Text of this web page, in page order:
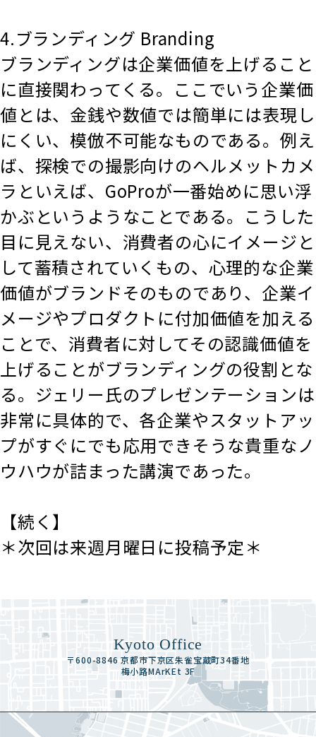
4.ブランディング Branding
ブランディングは企業価値を上げること
に直接関わってくる。ここでいう企業価
値とは、金銭や数値では簡単には表現し
にくい、模倣不可能なものである。例え
ば、探検での撮影向けのヘルメットカメ
ラといえば、GoProが一番始めに思い浮
かぶというようなことである。こうした
目に見えない、消費者の心にイメージと
して蓄積されていくもの、心理的な企業
価値がブランドそのものであり、企業イ
メージやプロダクトに付加価値を加える
ことで、消費者に対してその認識価値を
上げることがブランディングの役割とな
る。ジェリー氏のプレゼンテーションは
非常に具体的で、各企業やスタットアッ
プがすぐにでも応用できそうな貴重なノ
ウハウが詰まった講演であった。
【続く】
＊次回は来週月曜日に投稿予定＊
Kyoto Office
〒600-8846 京都市下京区朱雀宝蔵町34番地
梅小路MArKEt 3F